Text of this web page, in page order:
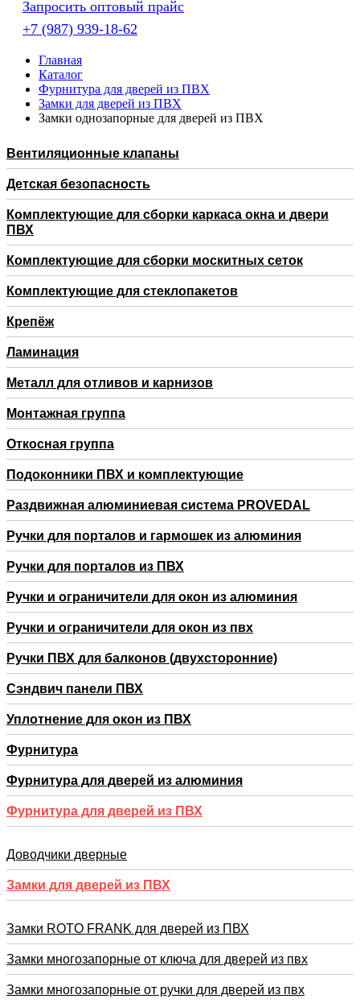
Запросить оптовый прайс
+7 (987) 939-18-62
Главная
Каталог
Фурнитура для дверей из ПВХ
Замки для дверей из ПВХ
Замки однозапорные для дверей из ПВХ
Вентиляционные клапаны
Детская безопасность
Комплектующие для сборки каркаса окна и двери
ПВХ
Комплектующие для сборки москитных сеток
Комплектующие для стеклопакетов
Крепёж
Ламинация
Металл для отливов и карнизов
Монтажная группа
Откосная группа
Подоконники ПВХ и комплектующие
Раздвижная алюминиевая система PROVEDAL
Ручки для порталов и гармошек из алюминия
Ручки для порталов из ПВХ
Ручки и ограничители для окон из алюминия
Ручки и ограничители для окон из пвх
Ручки ПВХ для балконов (двухсторонние)
Сэндвич панели ПВХ
Уплотнение для окон из ПВХ
Фурнитура
Фурнитура для дверей из алюминия
Фурнитура для дверей из ПВХ
Доводчики дверные
Замки для дверей из ПВХ
Замки ROTO FRANK для дверей из ПВХ
Замки многозапорные от ключа для дверей из пвх
Замки многозапорные от ручки для дверей из пвх